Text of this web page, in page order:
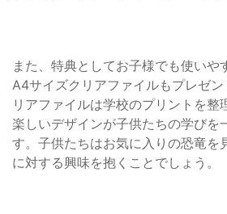
また、特典としてお子様でも使いや
A4サイズクリアファイルもプレゼ
リアファイルは学校のプリントを整
楽しいデザインが子供たちの学びを
す。子供たちはお気に入りの恐竜を
に対する興味を抱くことでしょう。